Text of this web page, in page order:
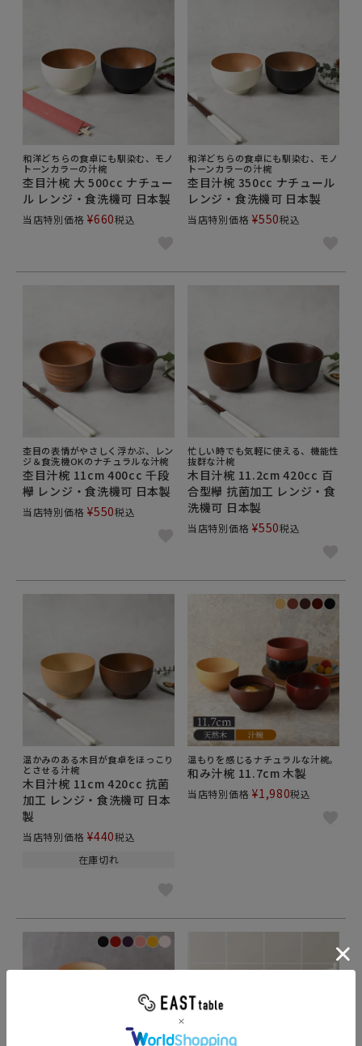
和洋どちらの食卓にも馴染む、モノ
トーンカラーの汁椀
杢目汁椀 大 500cc ナチュー
ル レンジ・食洗機可 日本製
当店特別価格 ¥660税込
和洋どちらの食卓にも馴染む、モノ
トーンカラーの汁椀
杢目汁椀 350cc ナチュール
レンジ・食洗機可 日本製
当店特別価格 ¥550税込
杢目の表情がやさしく浮かぶ、レン
ジ＆食洗機OKのナチュラルな汁椀
杢目汁椀 11cm 400cc 千段
欅 レンジ・食洗機可 日本製
当店特別価格 ¥550税込
忙しい時でも気軽に使える、機能性
抜群な汁椀
木目汁椀 11.2cm 420cc 百
合型欅 抗菌加工 レンジ・食
洗機可 日本製
当店特別価格 ¥550税込
温かみのある木目が食卓をほっこり
とさせる汁椀
木目汁椀 11cm 420cc 抗菌
加工 レンジ・食洗機可 日本
製
当店特別価格 ¥440税込
在庫切れ
温もりを感じるナチュラルな汁椀。
和み汁椀 11.7cm 木製
当店特別価格 ¥1,980税込